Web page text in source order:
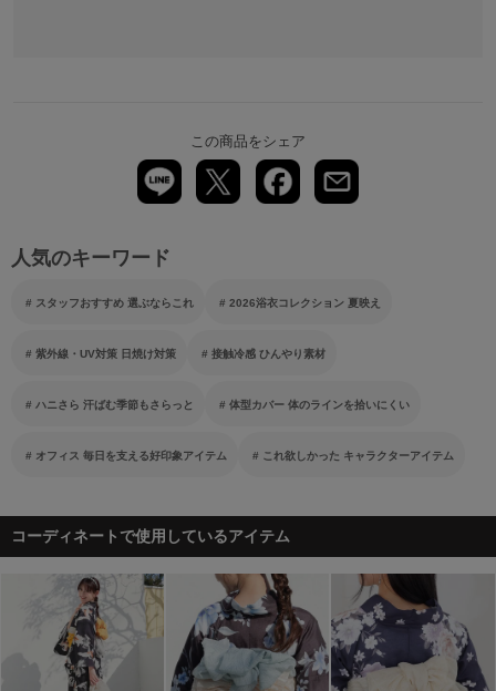
この商品をシェア
人気のキーワード
スタッフおすすめ 選ぶならこれ 2026浴衣コレクション 夏映え
紫外線・UV対策 日焼け対策 接触冷感 ひんやり素材
ハニさら 汗ばむ季節もさらっと 体型カバー 体のラインを拾いにくい
オフィス 毎日を支える好印象アイテム これ欲しかった キャラクターアイテム
コーディネートで使用しているアイテム